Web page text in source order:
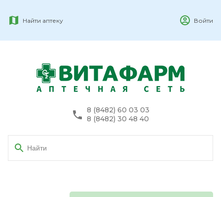
Найти аптеку Войти
8 (8482) 60 03 03
8 (8482) 30 48 40